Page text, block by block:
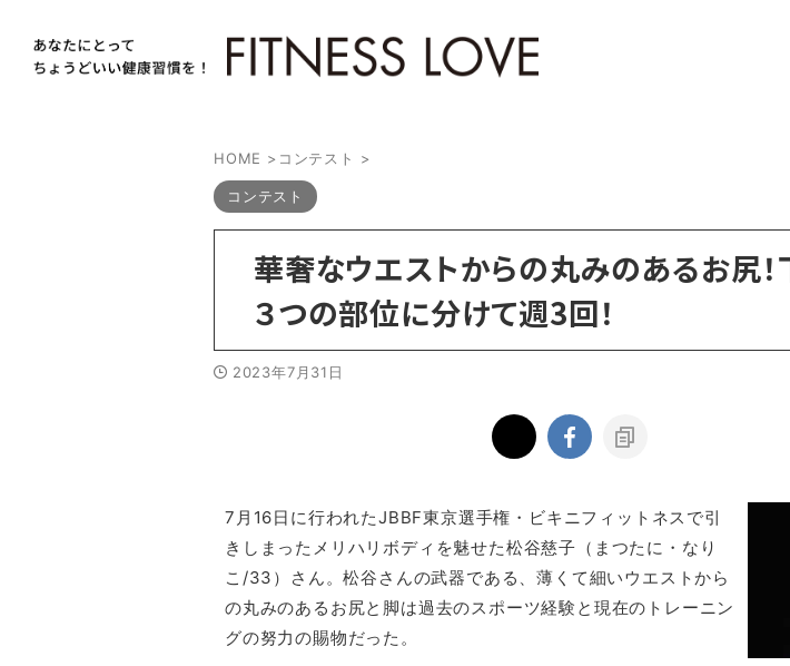
HOME > コンテスト >
コンテスト
華奢なウエストからの丸みのあるお尻
３つの部位に分けて週3回！
2023年7月31日
7月16日に行われたJBBF東京選手権・ビキニフィットネスで引
きしまったメリハリボディを魅せた松谷慈子（まつたに・なり
こ/33）さん。松谷さんの武器である、薄くて細いウエストから
の丸みのあるお尻と脚は過去のスポーツ経験と現在のトレーニン
グの努力の賜物だった。